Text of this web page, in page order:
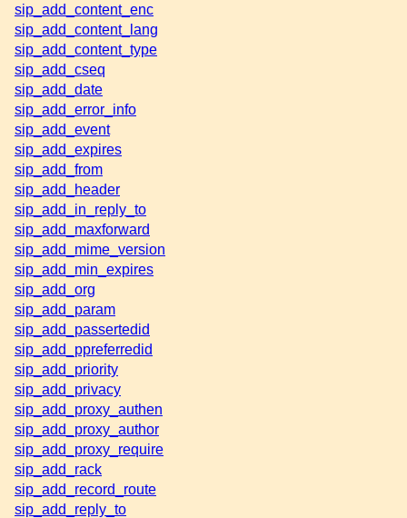
sip_add_content_enc
sip_add_content_lang
sip_add_content_type
sip_add_cseq
sip_add_date
sip_add_error_info
sip_add_event
sip_add_expires
sip_add_from
sip_add_header
sip_add_in_reply_to
sip_add_maxforward
sip_add_mime_version
sip_add_min_expires
sip_add_org
sip_add_param
sip_add_passertedid
sip_add_ppreferredid
sip_add_priority
sip_add_privacy
sip_add_proxy_authen
sip_add_proxy_author
sip_add_proxy_require
sip_add_rack
sip_add_record_route
sip_add_reply_to